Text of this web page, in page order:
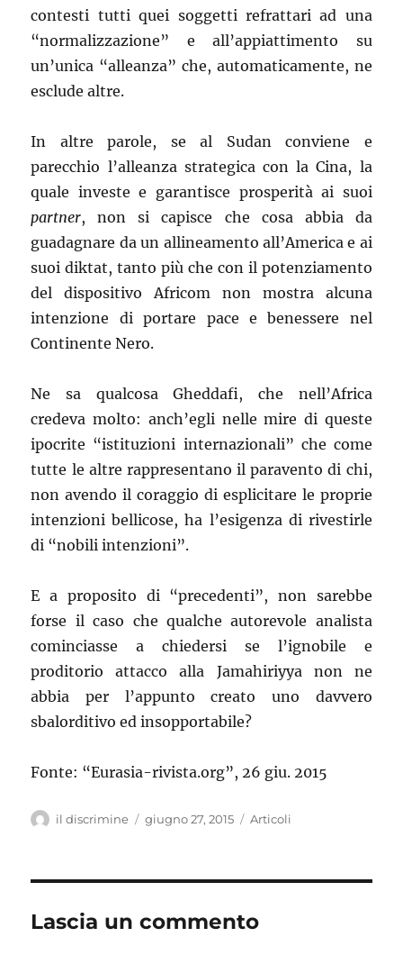
contesti tutti quei soggetti refrattari ad una
“normalizzazione” e all’appiattimento su
un’unica “alleanza” che, automaticamente, ne
esclude altre.
In altre parole, se al Sudan conviene e
parecchio l’alleanza strategica con la Cina, la
quale investe e garantisce prosperità ai suoi
partner, non si capisce che cosa abbia da
guadagnare da un allineamento all’America e ai
suoi diktat, tanto più che con il potenziamento
del dispositivo Africom non mostra alcuna
intenzione di portare pace e benessere nel
Continente Nero.
Ne sa qualcosa Gheddafi, che nell’Africa
credeva molto: anch’egli nelle mire di queste
ipocrite “istituzioni internazionali” che come
tutte le altre rappresentano il paravento di chi,
non avendo il coraggio di esplicitare le proprie
intenzioni bellicose, ha l’esigenza di rivestirle
di “nobili intenzioni”.
E a proposito di “precedenti”, non sarebbe
forse il caso che qualche autorevole analista
cominciasse a chiedersi se l’ignobile e
proditorio attacco alla Jamahiriyya non ne
abbia per l’appunto creato uno davvero
sbalorditivo ed insopportabile?
Fonte: “Eurasia-rivista.org”, 26 giu. 2015
Autore
il discrimine
Pubblicato
giugno 27, 2015 Categorie
Articoli
Lascia un commento